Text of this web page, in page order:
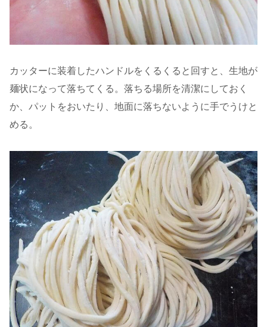
カッターに装着したハンドルをくるくると回すと、生地が
麺状になって落ちてくる。落ちる場所を清潔にしておく
か、パットをおいたり、地面に落ちないように手でうけと
める。